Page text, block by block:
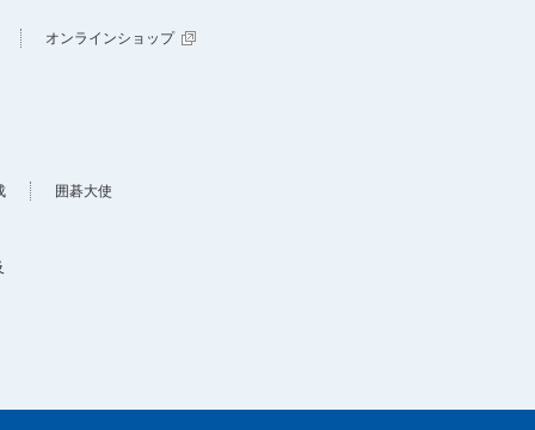
オンラインショップ
囲碁大使